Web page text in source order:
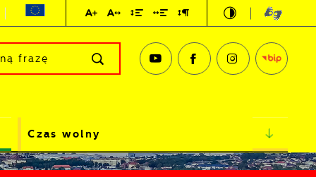
Czas wolny